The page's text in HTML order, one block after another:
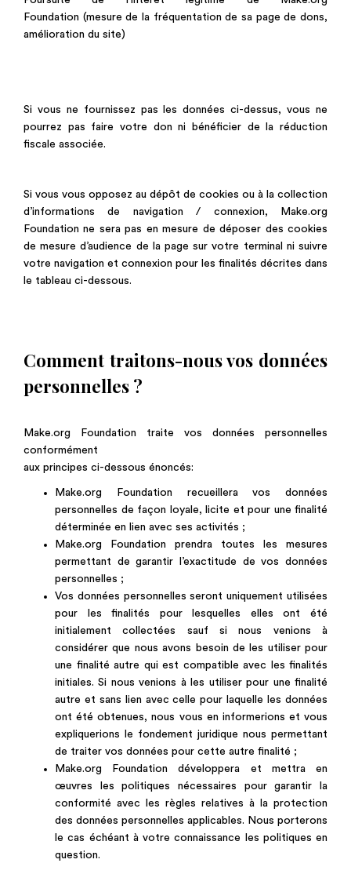
Foundation (mesure de la fréquentation de sa page de dons,
amélioration du site)
Si vous ne fournissez pas les données ci-dessus, vous ne
pourrez pas faire votre don ni bénéficier de la réduction
fiscale associée.
Si vous vous opposez au dépôt de cookies ou à la collection
d’informations de navigation / connexion, Make.org
Foundation ne sera pas en mesure de déposer des cookies
de mesure d’audience de la page sur votre terminal ni suivre
votre navigation et connexion pour les finalités décrites dans
le tableau ci-dessous.
Comment traitons-nous vos données
personnelles ?
Make.org Foundation traite vos données personnelles
conformément
aux principes ci-dessous énoncés:
Make.org Foundation recueillera vos données
personnelles de façon loyale, licite et pour une finalité
déterminée en lien avec ses activités ;
Make.org Foundation prendra toutes les mesures
permettant de garantir l’exactitude de vos données
personnelles ;
Vos données personnelles seront uniquement utilisées
pour les finalités pour lesquelles elles ont été
initialement collectées sauf si nous venions à
considérer que nous avons besoin de les utiliser pour
une finalité autre qui est compatible avec les finalités
initiales. Si nous venions à les utiliser pour une finalité
autre et sans lien avec celle pour laquelle les données
ont été obtenues, nous vous en informerions et vous
expliquerions le fondement juridique nous permettant
de traiter vos données pour cette autre finalité ;
Make.org Foundation développera et mettra en
œuvres les politiques nécessaires pour garantir la
conformité avec les règles relatives à la protection
des données personnelles applicables. Nous porterons
le cas échéant à votre connaissance les politiques en
question.